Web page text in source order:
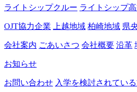
ライトシップクルー ライトシップ
OJT協力企業 上越地域 柏崎地域 県
会社案内 ごあいさつ 会社概要 沿革
お知らせ
お問い合わせ 入学を検討されてい